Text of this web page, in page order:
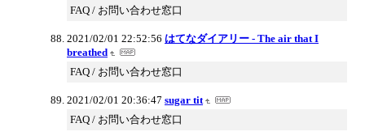
FAQ / お問い合わせ窓口
2021/02/01 22:52:56 はてなダイアリー - The air that I
breathed
FAQ / お問い合わせ窓口
2021/02/01 20:36:47 sugar tit
FAQ / お問い合わせ窓口